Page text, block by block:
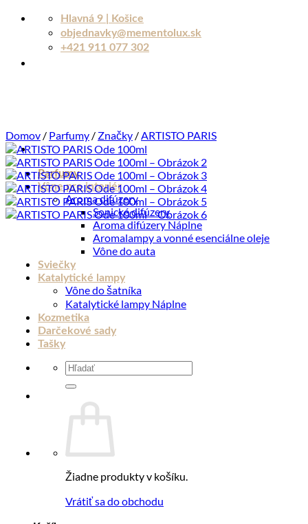
Skip
Hlavná 9 | Košice
objednavky@mementolux.sk
+421 911 077 302
Parfumy
Vône pre interiér
Aroma difúzery
Sonické difúzery
Aroma difúzery Náplne
Aromalampy a vonné esenciálne oleje
Vône do auta
Sviečky
Katalytické lampy
Vône do šatníka
Katalytické lampy Náplne
Kozmetika
Darčekové sady
Tašky
Hľadať:
Žiadne produkty v košíku.
Vrátiť sa do obchodu
Domov / Parfumy / Značky /ARTISTO PARIS